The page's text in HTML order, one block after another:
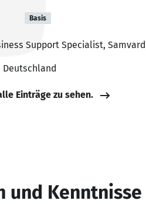
Basis
Support Specialist,
Deutschland
Einträge zu sehen.
und Kenntnisse